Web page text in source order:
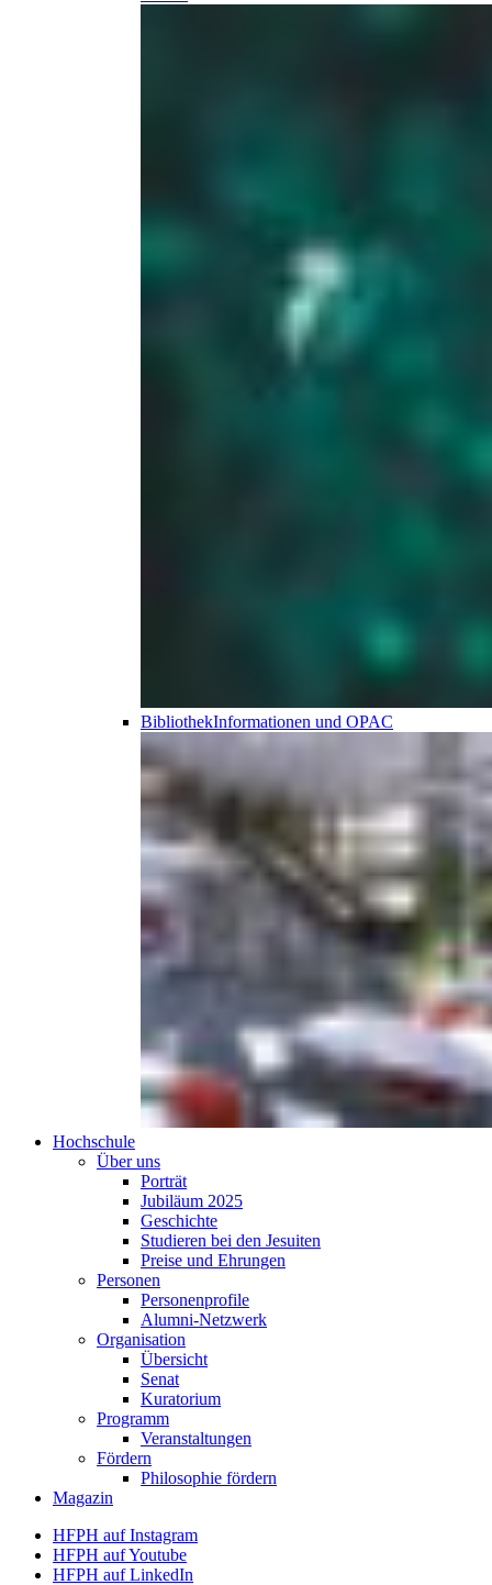
BibliothekInformationen und OPAC
Hochschule
Über uns
Porträt
Jubiläum 2025
Geschichte
Studieren bei den Jesuiten
Preise und Ehrungen
Personen
Personenprofile
Alumni-Netzwerk
Organisation
Übersicht
Senat
Kuratorium
Programm
Veranstaltungen
Fördern
Philosophie fördern
Magazin
HFPH auf Instagram
HFPH auf Youtube
HFPH auf LinkedIn